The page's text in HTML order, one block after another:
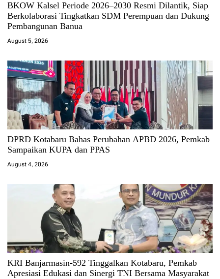
BKOW Kalsel Periode 2026–2030 Resmi Dilantik, Siap
Berkolaborasi Tingkatkan SDM Perempuan dan Dukung
Pembangunan Banua
August 5, 2026
DPRD Kotabaru Bahas Perubahan APBD 2026, Pemkab
Sampaikan KUPA dan PPAS
August 4, 2026
KRI Banjarmasin-592 Tinggalkan Kotabaru, Pemkab
Apresiasi Edukasi dan Sinergi TNI Bersama Masyarakat